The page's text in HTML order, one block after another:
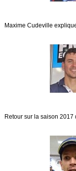
Maxime Cudeville
Retour sur la saison 2017